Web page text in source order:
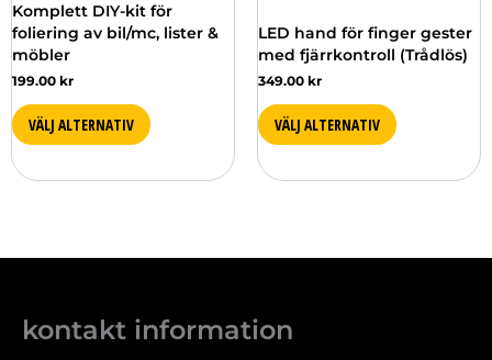
Komplett DIY-kit för
foliering av bil/mc, lister &
möbler
199.00 kr
VÄLJ ALTERNATIV
LED hand för finger gester
med fjärrkontroll (Trådlös)
349.00 kr
VÄLJ ALTERNATIV
kontakt information